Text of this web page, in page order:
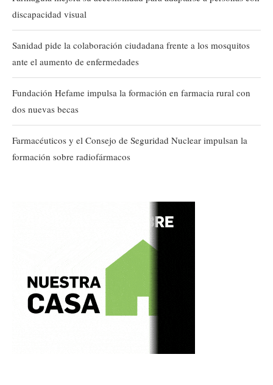
discapacidad visual
Sanidad pide la colaboración ciudadana frente a los mosquitos
ante el aumento de enfermedades
Fundación Hefame impulsa la formación en farmacia rural con
dos nuevas becas
Farmacéuticos y el Consejo de Seguridad Nuclear impulsan la
formación sobre radiofármacos